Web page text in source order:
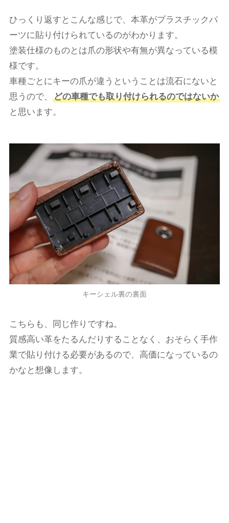
ひっくり返すとこんな感じで、本革がプラスチックパ
ーツに貼り付けられているのがわかります。
塗装仕様のものとは爪の形状や有無が異なっている模
様です。
車種ごとにキーの爪が違うということは流石にないと
思うので、
どの車種でも取り付けられるのではないか
と思います。
キーシェル裏の裏面
こちらも、同じ作りですね。
質感高い革をたるんだりすることなく、おそらく手作
業で貼り付ける必要があるので、高価になっているの
かなと想像します。